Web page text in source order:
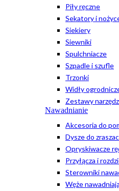
Piły ręczne
Sekatory i
Siekiery
Siewniki
Spulchniacze
Szpadle i szufle
Trzonki
Widły
Zestawy
Nawadnianie
Akcesoria do
Dysze do
Opryskiwacze
Przyłącza i
Sterowniki
Węże